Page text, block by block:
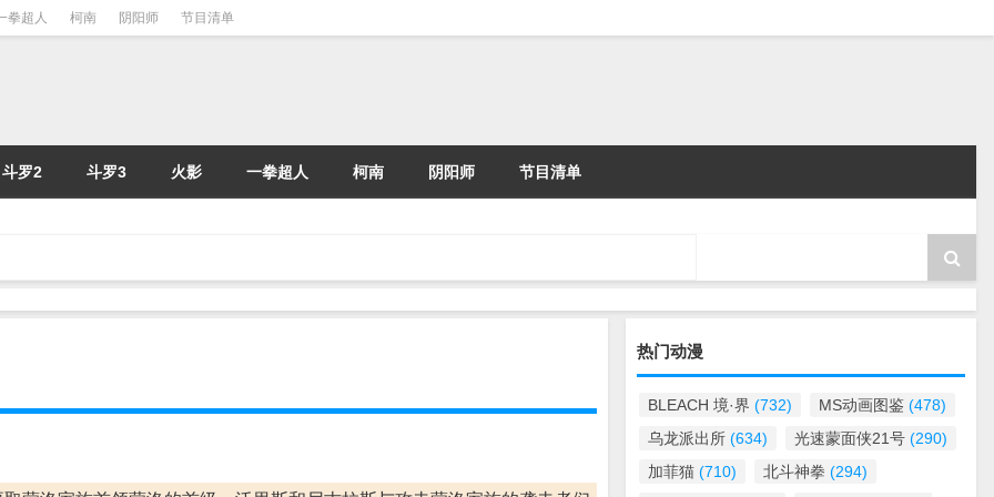
拳超人 柯南 阴阳师 节目清单
斗罗2 斗罗3 火影 一拳超人 柯南 阴阳师 节目清单
热门动漫
BLEACH 境·界 (732) MS动画图鉴 (478)
乌龙派出所 (634) 光速蒙面侠21号 (290)
加菲猫 (710) 北斗神拳 (294)